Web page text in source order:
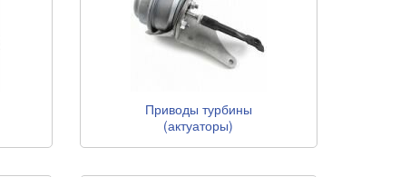
Приводы турбины
(актуаторы)